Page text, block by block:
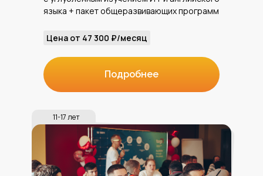
11-17 лет
языка + пакет общеразвивающих программ
Подробнее
Цена от 47 300 ₽/месяц